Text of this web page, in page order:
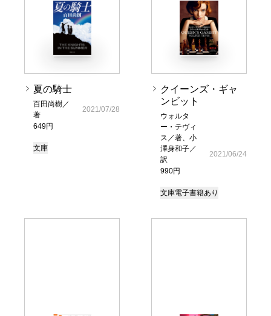
夏の騎士
百田尚樹／
著
649円
2021/07/28
文庫
クイーンズ・ギャ
ンビット
ウォルタ
ー・テヴィ
ス／著、小
澤身和子／
訳
990円
2021/06/24
文庫電子書籍あり